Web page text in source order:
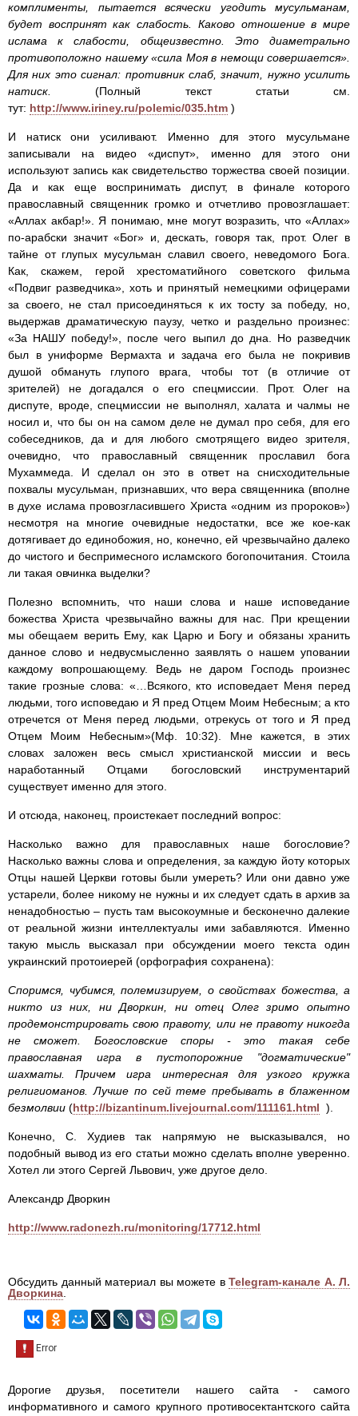
комплименты, пытается всячески угодить мусульманам,
будет воспринят как слабость. Каково отношение в мире
ислама к слабости, общеизвестно. Это диаметрально
противоположно нашему «сила Моя в немощи совершается».
Для них это сигнал: противник слаб, значит, нужно усилить
натиск.
(Полный текст статьи см.
тут: http://www.iriney.ru/polemic/035.htm )
И натиск они усиливают. Именно для этого мусульмане
записывали на видео «диспут», именно для этого они
используют запись как свидетельство торжества своей позиции.
Да и как еще воспринимать диспут, в финале которого
православный священник громко и отчетливо провозглашает:
«Аллах акбар!». Я понимаю, мне могут возразить, что «Аллах»
по-арабски значит «Бог» и, дескать, говоря так, прот. Олег в
тайне от глупых мусульман славил своего, неведомого Бога.
Как, скажем, герой хрестоматийного советского фильма
«Подвиг разведчика», хоть и принятый немецкими офицерами
за своего, не стал присоединяться к их тосту за победу, но,
выдержав драматическую паузу, четко и раздельно произнес:
«За НАШУ победу!», после чего выпил до дна. Но разведчик
был в униформе Вермахта и задача его была не покривив
душой обмануть глупого врага, чтобы тот (в отличие от
зрителей) не догадался о его спецмиссии. Прот. Олег на
диспуте, вроде, спецмиссии не выполнял, халата и чалмы не
носил и, что бы он на самом деле не думал про себя, для его
собеседников, да и для любого смотрящего видео зрителя,
очевидно, что православный священник прославил бога
Мухаммеда. И сделал он это в ответ на снисходительные
похвалы мусульман, признавших, что вера священника (вполне
в духе ислама провозгласившего Христа «одним из пророков»)
несмотря на многие очевидные недостатки, все же кое-как
дотягивает до единобожия, но, конечно, ей чрезвычайно далеко
до чистого и беспримесного исламского богопочитания. Стоила
ли такая овчинка выделки?
Полезно вспомнить, что наши слова и наше исповедание
божества Христа чрезвычайно важны для нас. При крещении
мы обещаем верить Ему, как Царю и Богу и обязаны хранить
данное слово и недвусмысленно заявлять о нашем уповании
каждому вопрошающему. Ведь не даром Господь произнес
такие грозные слова: «…Всякого, кто исповедает Меня перед
людьми, того исповедаю и Я пред Отцем Моим Небесным; а кто
отречется от Меня перед людьми, отрекусь от того и Я пред
Отцем Моим Небесным»(Мф. 10:32). Мне кажется, в этих
словах заложен весь смысл христианской миссии и весь
наработанный Отцами богословский инструментарий
существует именно для этого.
И отсюда, наконец, проистекает последний вопрос:
Насколько важно для православных наше богословие?
Насколько важны слова и определения, за каждую йоту которых
Отцы нашей Церкви готовы были умереть? Или они давно уже
устарели, более никому не нужны и их следует сдать в архив за
ненадобностью – пусть там высокоумные и бесконечно далекие
от реальной жизни интеллектуалы ими забавляются. Именно
такую мысль высказал при обсуждении моего текста один
украинский протоиерей (орфография сохранена):
Споримся, чубимся, полемизируем, о свойствах божества, а
никто из них, ни Дворкин, ни отец Олег зримо опытно
продемонстрировать свою правоту, или не правоту никогда
не сможет. Богословские споры - это такая себе
православная игра в пустопорожние "догматические"
шахматы. Причем игра интересная для узкого кружка
религиоманов. Лучше по сей теме пребывать в блаженном
безмолвии (http://bizantinum.livejournal.com/111161.html ).
Конечно, С. Худиев так напрямую не высказывался, но
подобный вывод из его статьи можно сделать вполне уверенно.
Хотел ли этого Сергей Львович, уже другое дело.
Александр Дворкин
http://www.radonezh.ru/monitoring/17712.html
Обсудить данный материал вы можете в Telegram-канале А. Л.
Дворкина
Дорогие друзья, посетители нашего сайта - самого
информативного и самого крупного противосектантского сайта